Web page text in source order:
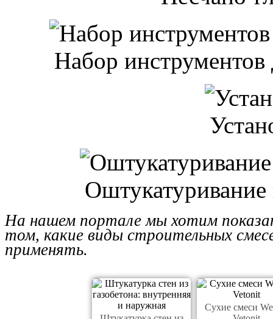
Набор
Оштукатуривание
На нашем портале мы хотим
том, какие виды строительных
применять.
Сухие смеси